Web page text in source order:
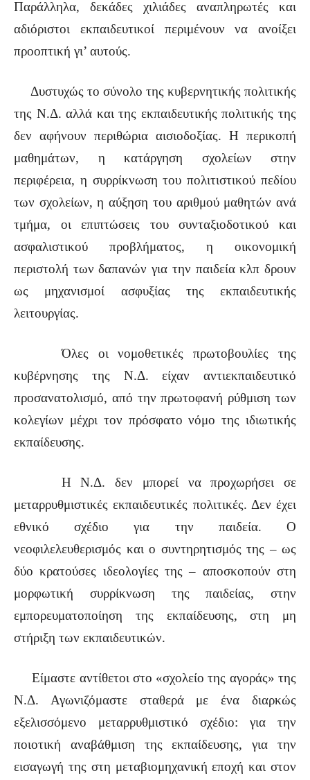
Παράλληλα, δεκάδες χιλιάδες αναπληρωτές και
αδιόριστοι εκπαιδευτικοί περιμένουν να ανοίξει
προοπτική γι’ αυτούς.
Δυστυχώς το σύνολο της κυβερνητικής πολιτικής
της Ν.Δ. αλλά και της εκπαιδευτικής πολιτικής της
δεν αφήνουν περιθώρια αισιοδοξίας. Η περικοπή
μαθημάτων, η κατάργηση σχολείων στην
περιφέρεια, η συρρίκνωση του πολιτιστικού πεδίου
των σχολείων, η αύξηση του αριθμού μαθητών ανά
τμήμα, οι επιπτώσεις του συνταξιοδοτικού και
ασφαλιστικού προβλήματος, η οικονομική
περιστολή των δαπανών για την παιδεία κλπ δρουν
ως μηχανισμοί ασφυξίας της εκπαιδευτικής
λειτουργίας.
Όλες οι νομοθετικές πρωτοβουλίες της
κυβέρνησης της Ν.Δ. είχαν αντιεκπαιδευτικό
προσανατολισμό, από την πρωτοφανή ρύθμιση των
κολεγίων μέχρι τον πρόσφατο νόμο της ιδιωτικής
εκπαίδευσης.
Η Ν.Δ. δεν μπορεί να προχωρήσει σε
μεταρρυθμιστικές εκπαιδευτικές πολιτικές. Δεν έχει
εθνικό σχέδιο για την παιδεία. Ο
νεοφιλελευθερισμός και ο συντηρητισμός της – ως
δύο κρατούσες ιδεολογίες της – αποσκοπούν στη
μορφωτική συρρίκνωση της παιδείας, στην
εμπορευματοποίηση της εκπαίδευσης, στη μη
στήριξη των εκπαιδευτικών.
Είμαστε αντίθετοι στο «σχολείο της αγοράς» της
Ν.Δ. Αγωνιζόμαστε σταθερά με ένα διαρκώς
εξελισσόμενο μεταρρυθμιστικό σχέδιο: για την
ποιοτική αναβάθμιση της εκπαίδευσης, για την
εισαγωγή της στη μεταβιομηχανική εποχή και στον